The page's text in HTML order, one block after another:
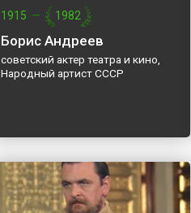
1915 — 1982
Борис Андреев
советский актер театра и кино,
Народный артист СССР